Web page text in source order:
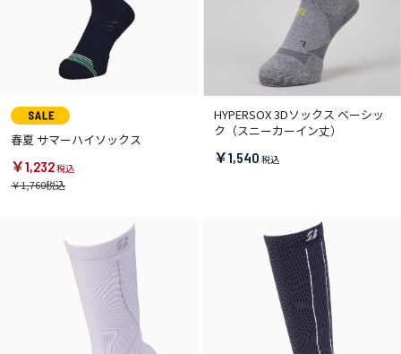
春夏 サマーハイソックス
￥1,232
￥1,760
HYPERSOX 3Dソックス ベーシッ
ク（スニーカーイン丈）
￥1,540